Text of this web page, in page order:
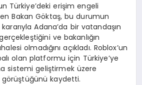
Türkiye’deki erişim engeli
Bakan Göktaş, bu durumun
Adana’da bir vatandaşın
ve bakanlığın
olmadığını açıkladı. Roblox’un
olan platformu için Türkiye’ye
sistemi geliştirmek üzere
kaydetti.